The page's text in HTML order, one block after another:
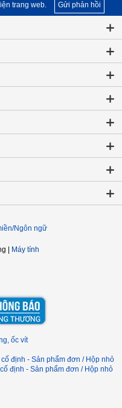
trang web. Gửi phản hồi
Ngôn ngữ
Máy tính
ốc vít
định - Sản phẩm đơn / Hộp nhỏ
định - Sản phẩm đơn / Hộp nhỏ